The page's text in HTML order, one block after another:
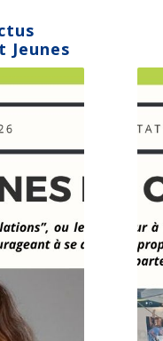
Jeunes